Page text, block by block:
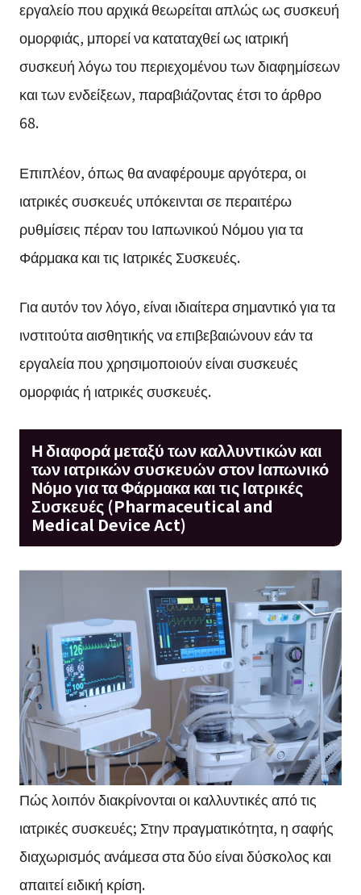
εργαλείο που αρχικά θεωρείται απλώς ως συσκευή
ομορφιάς, μπορεί να καταταχθεί ως ιατρική
συσκευή λόγω του περιεχομένου των διαφημίσεων
και των ενδείξεων, παραβιάζοντας έτσι το άρθρο
68.
Επιπλέον, όπως θα αναφέρουμε αργότερα, οι
ιατρικές συσκευές υπόκεινται σε περαιτέρω
ρυθμίσεις πέραν του Ιαπωνικού Νόμου για τα
Φάρμακα και τις Ιατρικές Συσκευές.
Για αυτόν τον λόγο, είναι ιδιαίτερα σημαντικό για τα
ινστιτούτα αισθητικής να επιβεβαιώνουν εάν τα
εργαλεία που χρησιμοποιούν είναι συσκευές
ομορφιάς ή ιατρικές συσκευές.
Η διαφορά μεταξύ των καλλυντικών και
των ιατρικών συσκευών στον Ιαπωνικό
Νόμο για τα Φάρμακα και τις Ιατρικές
Συσκευές (Pharmaceutical and
Medical Device Act)
Πώς λοιπόν διακρίνονται οι καλλυντικές από τις
ιατρικές συσκευές; Στην πραγματικότητα, η σαφής
διαχωρισμός ανάμεσα στα δύο είναι δύσκολος και
απαιτεί ειδική κρίση.